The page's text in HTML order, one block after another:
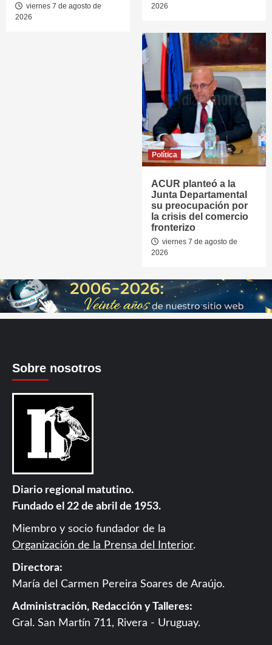
viernes 7 de agosto de
2026
2026
Política
ACUR planteó a la
Junta Departamental
su preocupación por
la crisis del comercio
fronterizo
viernes 7 de agosto de
2026
Sobre nosotros
Diario regional matutino.
Fundado el 22 de abril de 1953.
Miembro y socio fundador de la
Organización de la Prensa del Interior.
Directora:
María del Carmen Pereira Soares de Araújo.
Administración, Redacción y Talleres:
Gral. San Martín 711, Rivera - Uruguay.